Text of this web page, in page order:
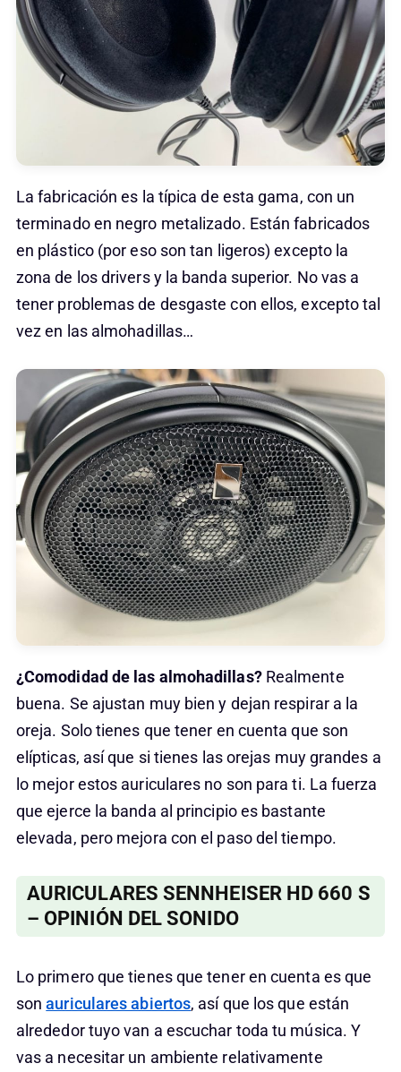
La fabricación es la típica de esta gama, con un
terminado en negro metalizado. Están fabricados
en plástico (por eso son tan ligeros) excepto la
zona de los drivers y la banda superior. No vas a
tener problemas de desgaste con ellos, excepto tal
vez en las almohadillas…
¿Comodidad de las almohadillas?Realmente
buena. Se ajustan muy bien y dejan respirar a la
oreja. Solo tienes que tener en cuenta que son
elípticas, así que si tienes las orejas muy grandes a
lo mejor estos auriculares no son para ti. La fuerza
que ejerce la banda al principio es bastante
elevada, pero mejora con el paso del tiempo.
AURICULARES SENNHEISER HD 660 S
– OPINIÓN DEL SONIDO
Lo primero que tienes que tener en cuenta es que
sonauriculares abiertos, así que los que están
alrededor tuyo van a escuchar toda tu música. Y
vas a necesitar un ambiente relativamente